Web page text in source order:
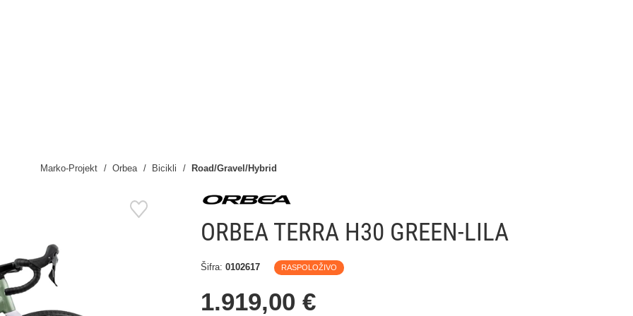
Marko-Projekt Orbea Bicikli Road/Gravel/Hybrid
ORBEA TERRA H30 GREEN-LILA
Šifra: 0102617 RASPOLOŽIVO
1.919,00 €